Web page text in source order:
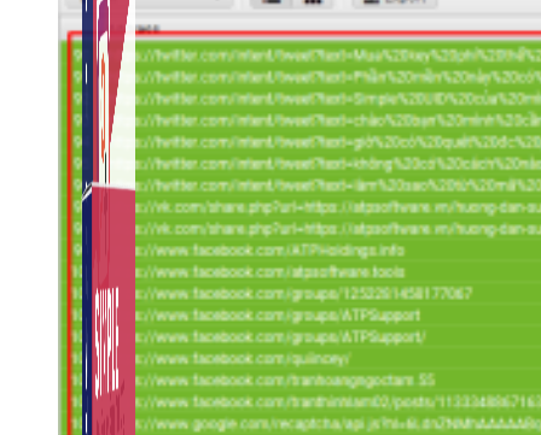
Công cụ đặt lịch, đăng bài tự động cho hàng loạt
Fanpage.